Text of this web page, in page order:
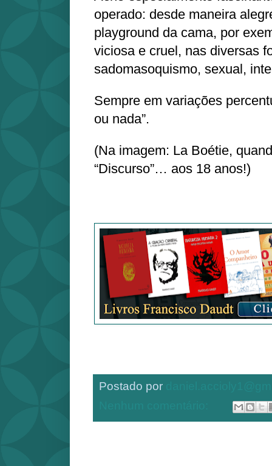
operado: desde maneira
playground da cama, por
viciosa e cruel, nas diversas
sadomasoquismo, sexual,
Sempre em variações
ou nada”.
(Na imagem: La Boétie,
“Discurso”… aos 18 anos!)
Postado por